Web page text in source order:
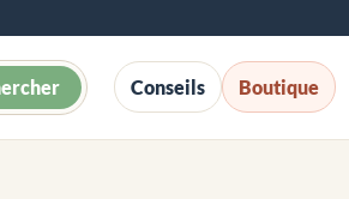
Conseils Boutique